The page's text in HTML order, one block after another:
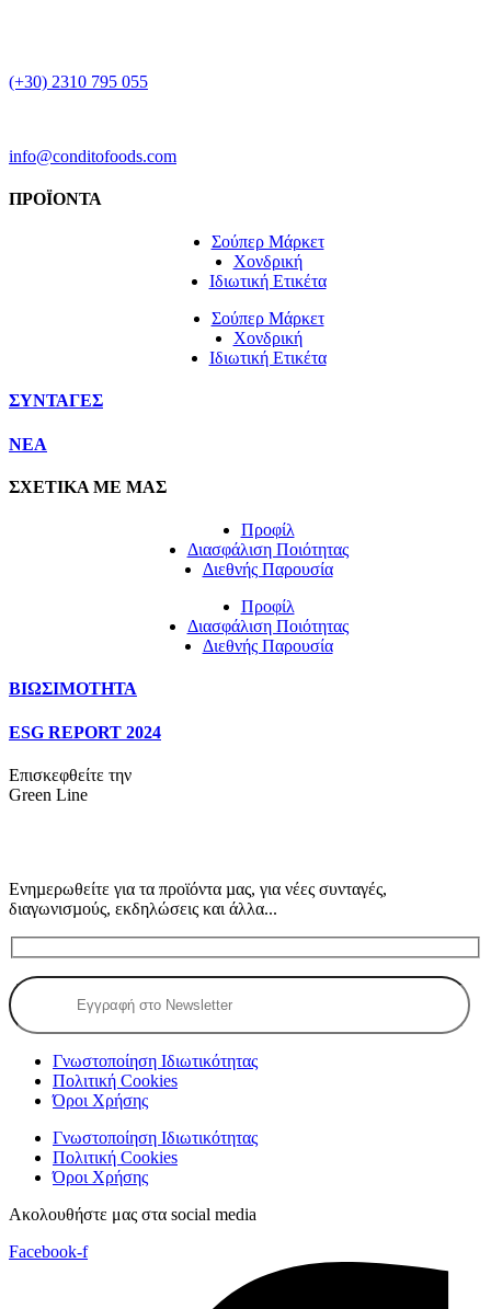
(+30) 2310 795 055
info@conditofoods.com
ΠΡΟΪΟΝΤΑ
Σούπερ Μάρκετ
Χονδρική
Ιδιωτική Ετικέτα
Σούπερ Μάρκετ
Χονδρική
Ιδιωτική Ετικέτα
ΣΥΝΤΑΓΕΣ
NEA
ΣΧΕΤΙΚΑ ΜΕ ΜΑΣ
Προφίλ
Διασφάλιση Ποιότητας
Διεθνής Παρουσία
Προφίλ
Διασφάλιση Ποιότητας
Διεθνής Παρουσία
ΒΙΩΣΙΜΟΤΗΤΑ
ESG REPORT 2024
Επισκεφθείτε την
Green Line
Ενηµερωθείτε για τα προϊόντα µας, για νέες συνταγές,
διαγωνισµούς, εκδηλώσεις και άλλα...
Γνωστοποίηση Ιδιωτικότητας
Πολιτική Cookies
Όροι Χρήσης
Γνωστοποίηση Ιδιωτικότητας
Πολιτική Cookies
Όροι Χρήσης
Ακολουθήστε μας στα social media
Facebook-f